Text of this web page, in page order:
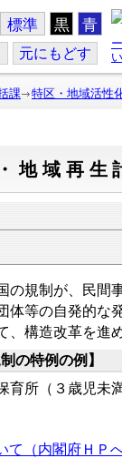
標準 黒 青
元にもどす
課 特区・地域活性
地域再生
の規制が、民間
体等の自発的な
、構造改革を進
の特例の例】
所（３歳児未
て（内閣府ＨＰ